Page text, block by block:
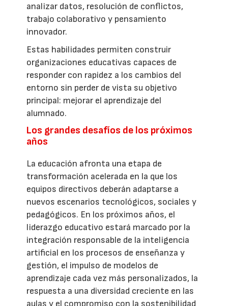
analizar datos, resolución de conflictos,
trabajo colaborativo y pensamiento
innovador.
Estas habilidades permiten construir
organizaciones educativas capaces de
responder con rapidez a los cambios del
entorno sin perder de vista su objetivo
principal: mejorar el aprendizaje del
alumnado.
Los grandes desafíos de los próximos
años
La educación afronta una etapa de
transformación acelerada en la que los
equipos directivos deberán adaptarse a
nuevos escenarios tecnológicos, sociales y
pedagógicos. En los próximos años, el
liderazgo educativo estará marcado por la
integración responsable de la inteligencia
artificial en los procesos de enseñanza y
gestión, el impulso de modelos de
aprendizaje cada vez más personalizados, la
respuesta a una diversidad creciente en las
aulas y el compromiso con la sostenibilidad